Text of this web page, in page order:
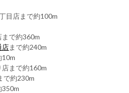
目店まで約100m
まで約360m
店まで約240m
まで約160m
で約230m
350m